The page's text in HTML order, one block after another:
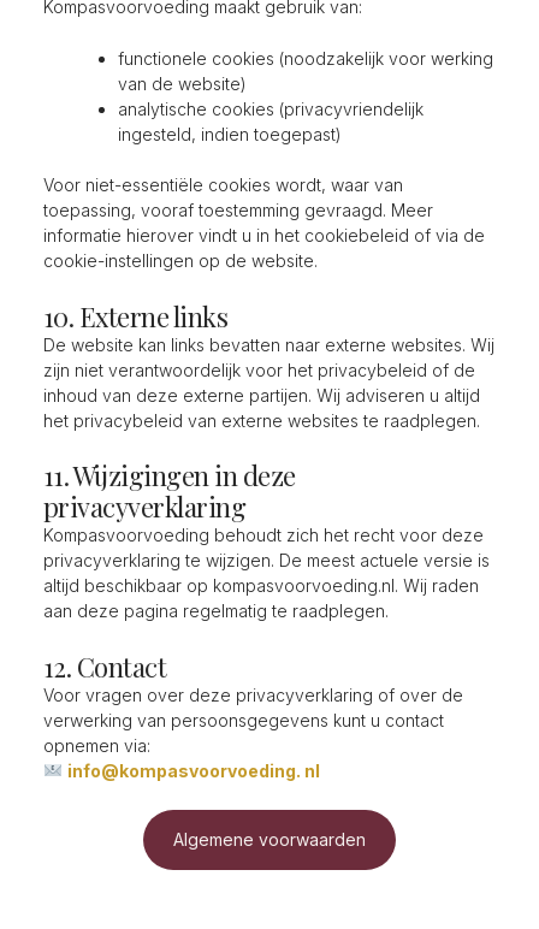
Kompasvoorvoeding maakt gebruik van:
functionele cookies (noodzakelijk voor werking
van de website)
analytische cookies (privacyvriendelijk
ingesteld, indien toegepast)
Voor niet-essentiële cookies wordt, waar van
toepassing, vooraf toestemming gevraagd. Meer
informatie hierover vindt u in het cookiebeleid of via de
cookie-instellingen op de website.
10. Externe links
De website kan links bevatten naar externe websites. Wij
zijn niet verantwoordelijk voor het privacybeleid of de
inhoud van deze externe partijen. Wij adviseren u altijd
het privacybeleid van externe websites te raadplegen.
11. Wijzigingen in deze
privacyverklaring
Kompasvoorvoeding behoudt zich het recht voor deze
privacyverklaring te wijzigen. De meest actuele versie is
altijd beschikbaar op kompasvoorvoeding.nl. Wij raden
aan deze pagina regelmatig te raadplegen.
12. Contact
Voor vragen over deze privacyverklaring of over de
verwerking van persoonsgegevens kunt u contact
opnemen via:
info@kompasvoorvoeding. nl
Algemene voorwaarden